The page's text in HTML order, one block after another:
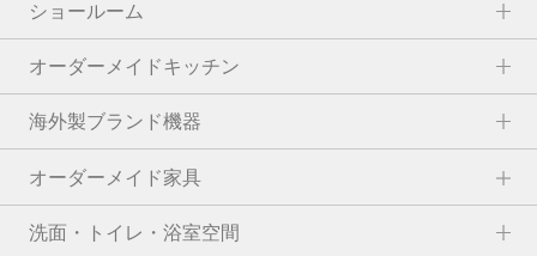
ショールーム
オーダーメイドキッチン
海外製ブランド機器
オーダーメイド家具
洗面・トイレ・浴室空間